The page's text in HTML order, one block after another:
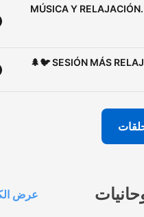
💤 Dormir en 5
🇬🇧 🇺🇸 English
MÚSICA Y
SESIÓN MÁS
عرض